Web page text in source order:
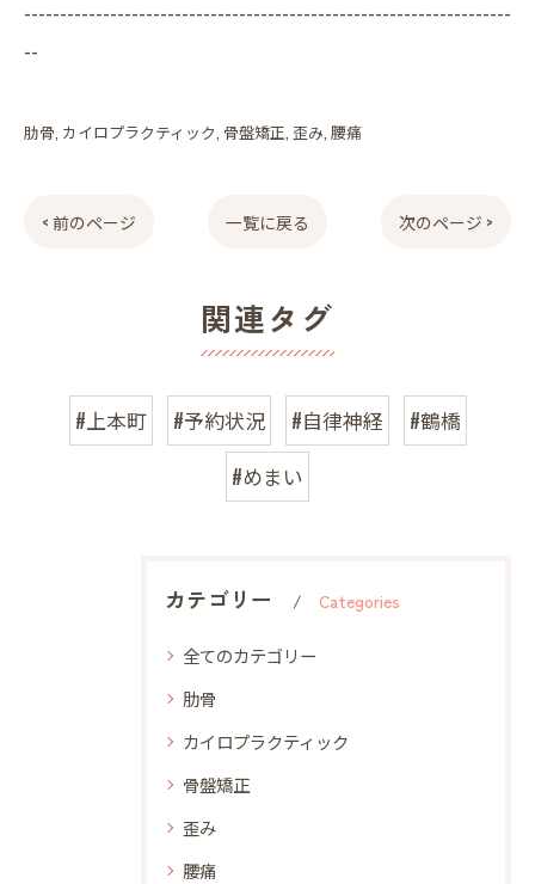
--------------------------------------------------------------------
--
肋骨 カイロプラクティック 骨盤矯正 歪み 腰痛
< 前のページ 一覧に戻る 次のページ >
関連タグ
#上本町 #予約状況 #自律神経
#鶴橋
#めまい
カテゴリー Categories
全てのカテゴリー
肋骨
カイロプラクティック
骨盤矯正
歪み
腰痛